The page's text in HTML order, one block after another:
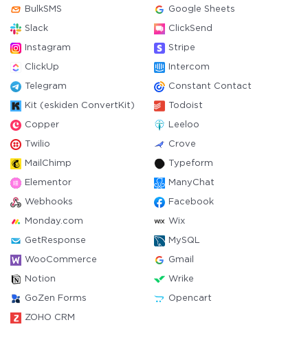
BulkSMS Google Sheets
Slack ClickSend
Instagram Stripe
ClickUp Intercom
Telegram Constant Contact
Kit (eskiden ConvertKit) Todoist
Copper Leeloo
Twilio Crove
MailChimp Typeform
Elementor ManyChat
Webhooks Facebook
Monday.com Wix
GetResponse MySQL
WooCommerce Gmail
Notion Wrike
GoZen Forms Opencart
ZOHO CRM